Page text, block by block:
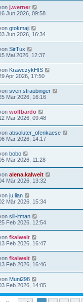
j.werner
Jun 2026, 09:58
gtokmaji
Jun 2026, 16:34
SirTux
Mai 2026, 12:37
KrawczykHIS
Apr 2026, 17:50
sven.straubinger
Mär 2026, 16:16
wolfbardo
Mär 2026, 09:48
absoluter_ofenkaese
Mär 2026, 14:17
bobo
Mär 2026, 11:28
alena.kalweit
Mär 2026, 13:32
ju.lian
Mär 2026, 15:34
siil-itman
Feb 2026, 12:54
fkalweit
Feb 2026, 16:47
fkalweit
Feb 2026, 16:46
Muni298
Feb 2026, 14:05